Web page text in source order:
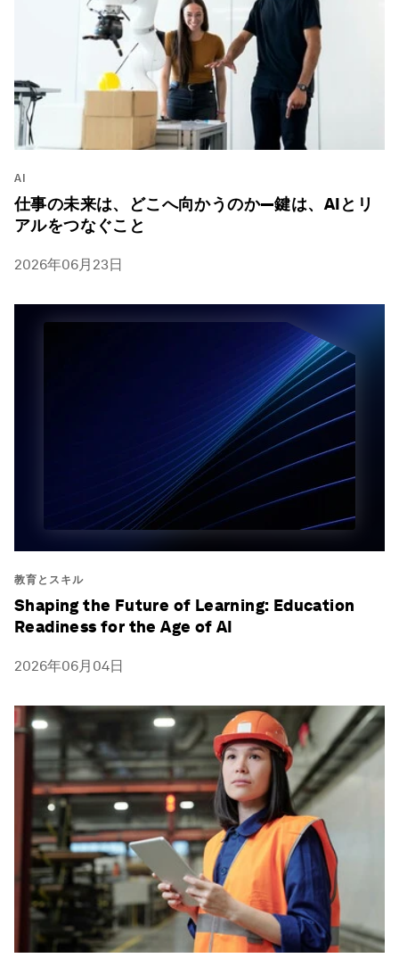
AI
仕事の未来は、どこへ向かうのか―鍵は、AIとリ
アルをつなぐこと
2026年06月23日
教育とスキル
Shaping the Future of Learning: Education
Readiness for the Age of AI
2026年06月04日